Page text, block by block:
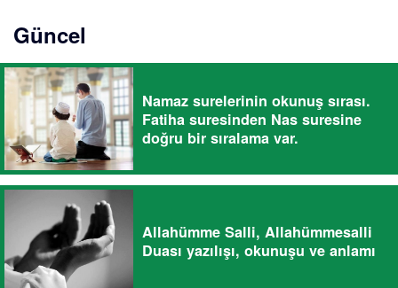
Güncel
Namaz surelerinin okunuş sırası.
Fatiha suresinden Nas suresine
doğru bir sıralama var.
Allahümme Salli, Allahümmesalli
Duası yazılışı, okunuşu ve anlamı